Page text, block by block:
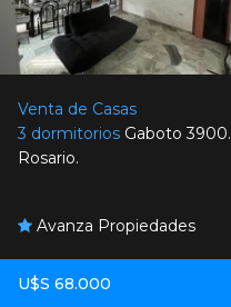
Venta de Casas
3 dormitorios Gaboto 3900.
Rosario.
Avanza Propiedades
U$S 68.000